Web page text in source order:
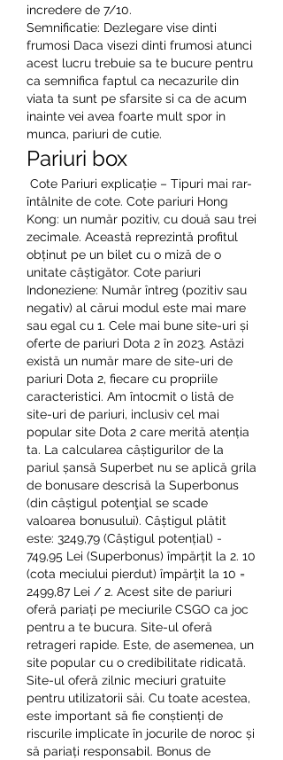
incredere de 7/10.
Semnificatie: Dezlegare vise dinti
frumosi Daca visezi dinti frumosi atunci
acest lucru trebuie sa te bucure pentru
ca semnifica faptul ca necazurile din
viata ta sunt pe sfarsite si ca de acum
inainte vei avea foarte mult spor in
munca, pariuri de cutie.
Pariuri box
întâlnite de cote. Cote pariuri Hong
Kong: un număr pozitiv, cu două sau trei
zecimale. Această reprezintă profitul
obținut pe un bilet cu o miză de o
unitate câștigător. Cote pariuri
Indoneziene: Număr întreg (pozitiv sau
negativ) al cărui modul este mai mare
sau egal cu 1. Cele mai bune site-uri și
oferte de pariuri Dota 2 în 2023. Astăzi
există un număr mare de site-uri de
pariuri Dota 2, fiecare cu propriile
caracteristici. Am întocmit o listă de
site-uri de pariuri, inclusiv cel mai
popular site Dota 2 care merită atenția
ta. La calcularea câștigurilor de la
pariul șansă Superbet nu se aplică grila
de bonusare descrisă la Superbonus
(din câștigul potenţial se scade
valoarea bonusului). Câștigul plătit
este: 3249,79 (Câștigul potențial) -
749,95 Lei (Superbonus) împărțit la 2. 10
(cota meciului pierdut) împărțit la 10 =
2499,87 Lei / 2. Acest site de pariuri
oferă pariați pe meciurile CSGO ca joc
pentru a te bucura. Site-ul oferă
retrageri rapide. Este, de asemenea, un
site popular cu o credibilitate ridicată.
Site-ul oferă zilnic meciuri gratuite
pentru utilizatorii săi. Cu toate acestea,
este important să fie conștienți de
riscurile implicate în jocurile de noroc și
să pariați responsabil. Bonus de